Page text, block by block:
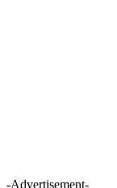
-Advertisement-